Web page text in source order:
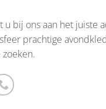
u bij ons aan het juiste
prachtige